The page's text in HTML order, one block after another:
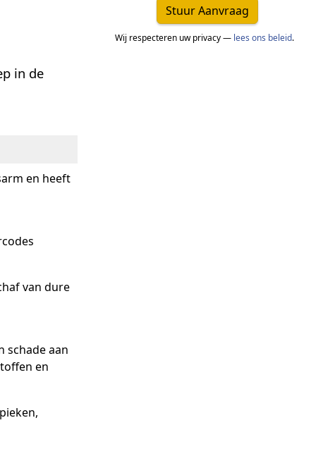
in de
en heeft
van dure
schade aan
en
Stuur Aanvraag
Wij respecteren uw privacy — lees ons beleid.